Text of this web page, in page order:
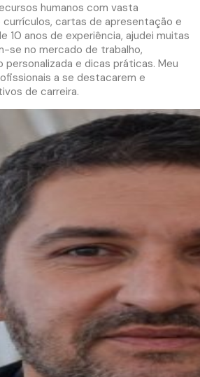
humanos com vasta
currículos, cartas de apresentação e
10 anos de experiência, ajudei muitas
se no mercado de trabalho,
e dicas práticas. Meu
a se destacarem e
de carreira.